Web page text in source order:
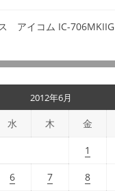
アイコム IC-706MKIIG
2012年6月
水 木 金
1
6 7 8